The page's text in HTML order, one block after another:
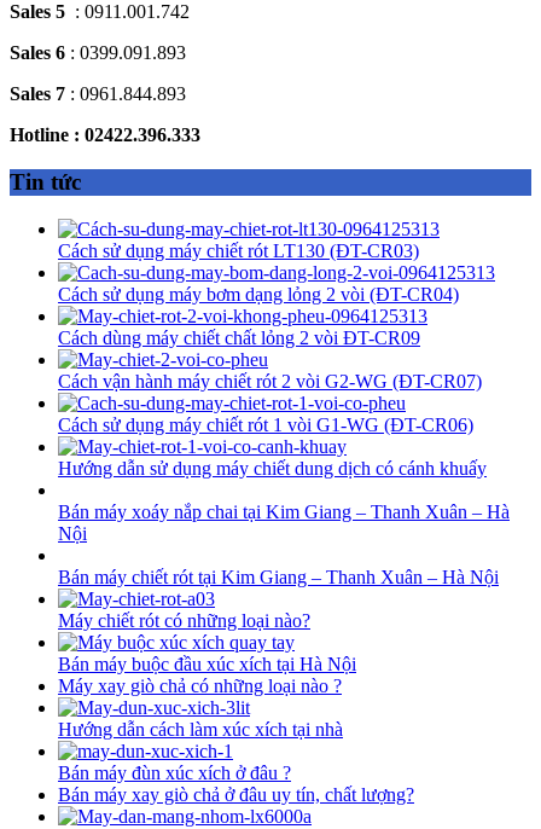
Sales 5 : 0911.001.742
Sales 6 : 0399.091.893
Sales 7 : 0961.844.893
Hotline : 02422.396.333
Tin tức
Cách sử dụng máy chiết rót LT130 (ĐT-CR03)
Cách sử dụng máy bơm dạng lỏng 2 vòi (ĐT-CR04)
Cách dùng máy chiết chất lỏng 2 vòi ĐT-CR09
Cách vận hành máy chiết rót 2 vòi G2-WG (ĐT-CR07)
Cách sử dụng máy chiết rót 1 vòi G1-WG (ĐT-CR06)
Hướng dẫn sử dụng máy chiết dung dịch có cánh khuấy
Bán máy xoáy nắp chai tại Kim Giang – Thanh Xuân – Hà
Nội
Bán máy chiết rót tại Kim Giang – Thanh Xuân – Hà Nội
Máy chiết rót có những loại nào?
Bán máy buộc đầu xúc xích tại Hà Nội
Máy xay giò chả có những loại nào ?
Hướng dẫn cách làm xúc xích tại nhà
Bán máy đùn xúc xích ở đâu ?
Bán máy xay giò chả ở đâu uy tín, chất lượng?